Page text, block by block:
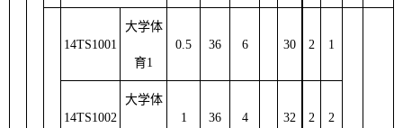
14TS1001
大学体
育1
0.5 36 6 30 2 1
14TS1002
大学体
1 36 4 32 2 2